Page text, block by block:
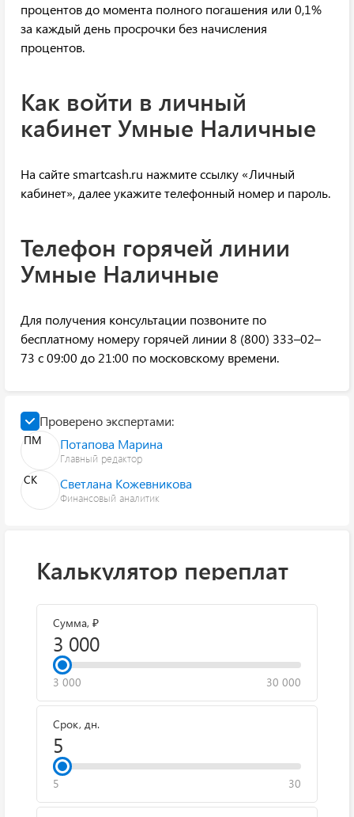
процентов до момента полного погашения или 0,1%
за каждый день просрочки без начисления
процентов.
Как войти в личный
кабинет Умные Наличные
На сайте smartcash.ru нажмите ссылку «Личный
кабинет», далее укажите телефонный номер и пароль.
Телефон горячей линии
Умные Наличные
Для получения консультации позвоните по
бесплатному номеру горячей линии 8 (800) 333–02–
73 с 09:00 до 21:00 по московскому времени.
Проверено экспертами:
ПМ Потапова Марина
Главный редактор
СК Светлана Кожевникова
Финансовый аналитик
Калькулятор переплат
Сумма, ₽
3 000 30 000
Срок, дн.
5 30